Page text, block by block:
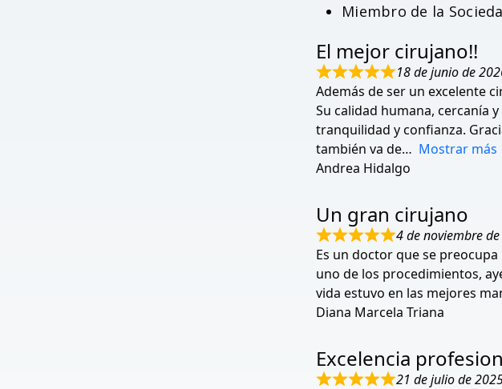
Miembro de la
El mejor cirujano!!
18 de junio de
Además de ser un excelente
Su calidad humana, cercanía
tranquilidad y confianza.
también va de
Mostrar más
Andrea Hidalgo
Un gran cirujano
4 de noviembre
Es un doctor que se
uno de los procedimientos,
vida estuvo en las mejores
Diana Marcela Triana
Excelencia
21 de julio de